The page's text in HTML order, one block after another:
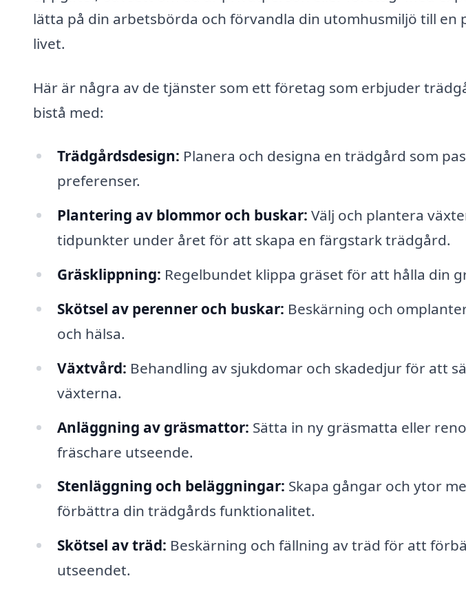
lätta på din arbetsbörda och förvandla din utomhusmiljö till en
livet.
Här är några av de tjänster som ett företag som erbjuder
bistå med:
Trädgårdsdesign: Planera och designa en trädgård som
preferenser.
Plantering av blommor och buskar: Välj och plantera
tidpunkter under året för att skapa en färgstark trädgård.
Gräsklippning: Regelbundet klippa gräset för att hålla din
Skötsel av perenner och buskar: Beskärning och
och hälsa.
Växtvård: Behandling av sjukdomar och skadedjur för att
växterna.
Anläggning av gräsmattor: Sätta in ny gräsmatta eller
fräschare utseende.
Stenläggning och beläggningar: Skapa gångar och ytor
förbättra din trädgårds funktionalitet.
Skötsel av träd: Beskärning och fällning av träd för att
utseendet.